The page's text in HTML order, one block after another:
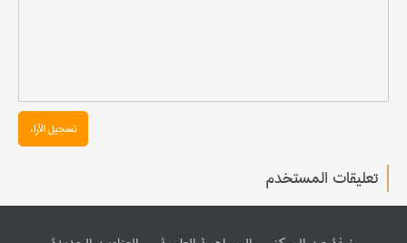
تسجیل الآراء
تعليقات المستخدم